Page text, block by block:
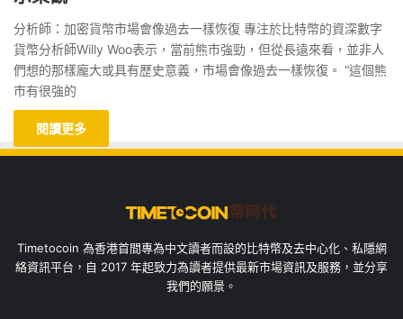
分析師：加密貨幣市場會像過去一樣恢復 專注於比特幣的資深數字
貨幣分析師Willy Woo表示，當前熊市強勁，但從長遠來看，並非人
們想的那樣龐大或具有歷史意義，市場會像過去一樣恢復。 “這個熊
市有很強的
閱讀更多
Timetocoin 為香港首間專為中文讀者而設的比特幣及去中心化、私隱網
絡資訊平台，自 2017 年起致力為讀者提供最新市場資訊及服務，並分享
我們的願景。